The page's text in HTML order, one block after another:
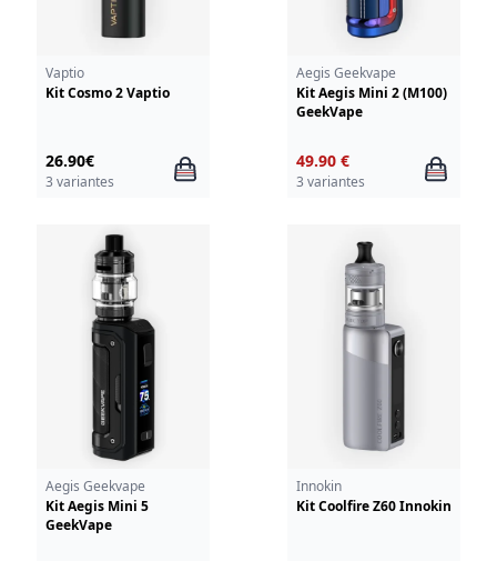
Vaptio
Kit Cosmo 2 Vaptio
26.90€
3 variantes
Aegis Geekvape
Kit Aegis Mini 2 (M100)
GeekVape
49.90 €
3 variantes
Aegis Geekvape
Kit Aegis Mini 5
GeekVape
Innokin
Kit Coolfire Z60 Innokin